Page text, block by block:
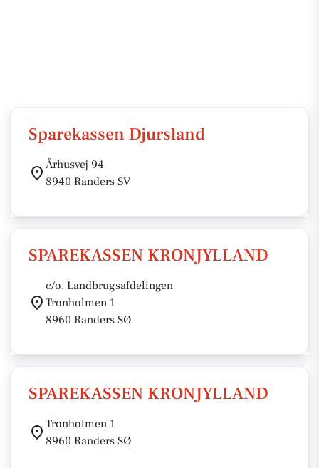
Sparekassen Djursland
Århusvej 94
8940 Randers SV
SPAREKASSEN KRONJYLLAND
c/o. Landbrugsafdelingen
Tronholmen 1
8960 Randers SØ
SPAREKASSEN KRONJYLLAND
Tronholmen 1
8960 Randers SØ